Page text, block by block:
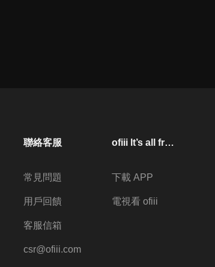
聯絡客服
常見問題
用戶回饋
客服信箱
csr@ofiii.com
ofiii lt’s all free
下載 APP
電視看 ofiii